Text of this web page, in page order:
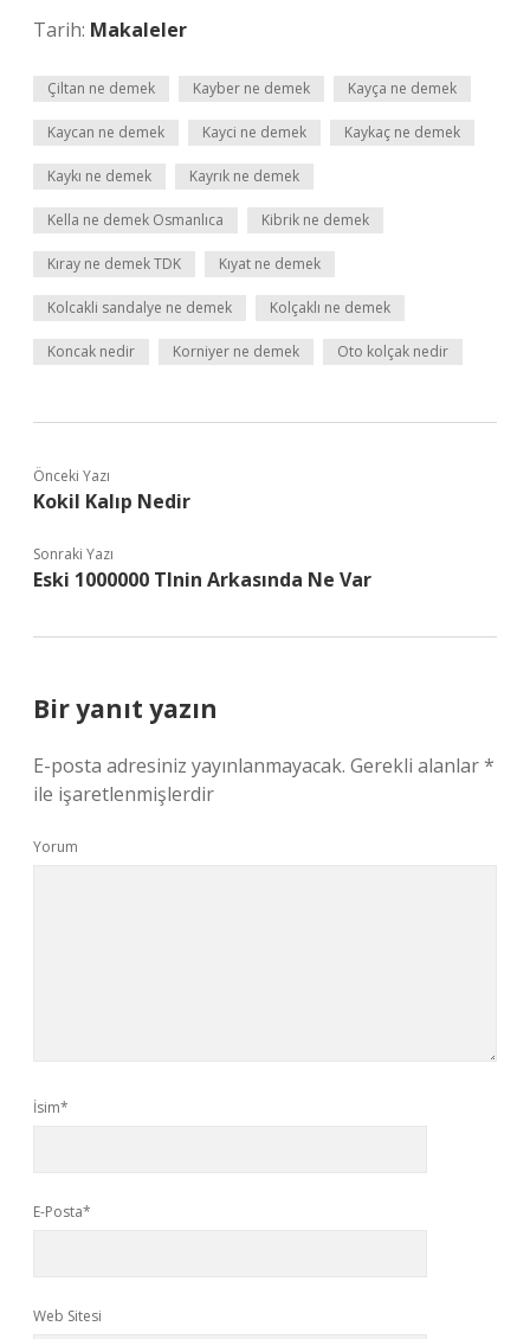
Tarih: Makaleler
Çiltan ne demek Kayber ne demek Kayça ne demek
Kaycan ne demek Kayci ne demek Kaykaç ne demek
Kaykı ne demek Kayrık ne demek
Kella ne demek Osmanlıca Kibrik ne demek
Kıray ne demek TDK Kıyat ne demek
Kolcakli sandalye ne demek Kolçaklı ne demek
Koncak nedir Korniyer ne demek Oto kolçak nedir
Önceki Yazı
Kokil Kalıp Nedir
Sonraki Yazı
Eski 1000000 Tlnin Arkasında Ne Var
Bir yanıt yazın
E-posta adresiniz yayınlanmayacak. Gerekli alanlar*
ile işaretlenmişlerdir
Yorum
İsim*
E-Posta*
Web Sitesi